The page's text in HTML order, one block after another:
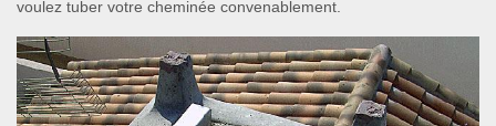
voulez tuber votre cheminée convenablement.